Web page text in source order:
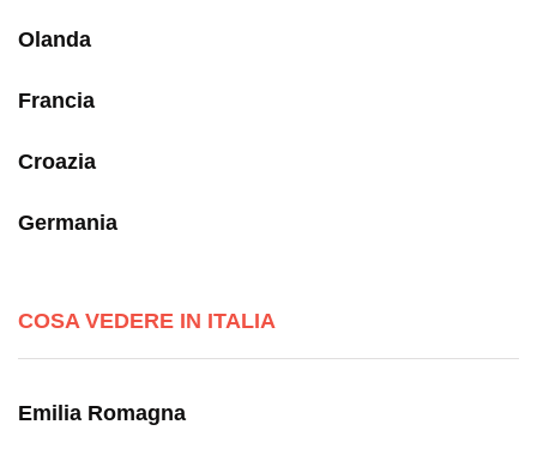
Olanda
Francia
Croazia
Germania
COSA VEDERE IN ITALIA
Emilia Romagna